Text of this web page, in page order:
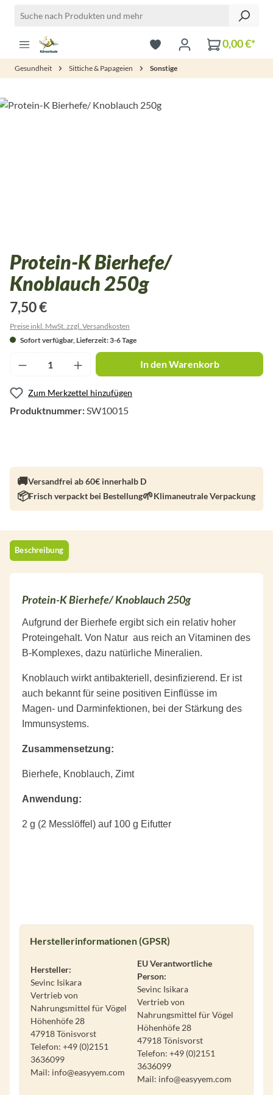
Zum Hauptinhalt springen
0,00 €*
Gesundheit Sittiche & Papageien Sonstige
Bildergalerie überspringen
Protein-K Bierhefe/
Knoblauch 250g
7,50 €
Preise inkl. MwSt. zzgl. Versandkosten
Sofort verfügbar, Lieferzeit: 3-6 Tage
Produkt Anzahl: Gib den gewünschten
In den Warenkorb
Zum Merkzettel hinzufügen
Produktnummer:SW10015
Versandfrei ab 60€ innerhalb D
Frisch verpackt bei Bestellung
Klimaneutrale Verpackung
Beschreibung
Protein-K Bierhefe/ Knoblauch 250g
Aufgrund der Bierhefe ergibt sich ein relativ hoher
Proteingehalt. Von Natur aus reich an Vitaminen des
B-Komplexes, dazu natürliche Mineralien.
Knoblauch wirkt antibakteriell, desinfizierend. Er ist
auch bekannt für seine positiven Einflüsse im
Magen- und Darminfektionen, bei der Stärkung des
Immunsystems.
Zusammensetzung:
Bierhefe, Knoblauch, Zimt
Anwendung:
2 g (2 Messlöffel) auf 100 g Eifutter
Herstellerinformationen (GPSR)
Hersteller:
Sevinc Isikara
Vertrieb von
Nahrungsmittel für Vögel
Höhenhöfe 28
47918 Tönisvorst
Telefon: +49 (0)2151
3636099
Mail: info@easyyem.com
EU Verantwortliche
Person:
Sevinc Isikara
Vertrieb von
Nahrungsmittel für Vögel
Höhenhöfe 28
47918 Tönisvorst
Telefon: +49 (0)2151
3636099
Mail: info@easyyem.com